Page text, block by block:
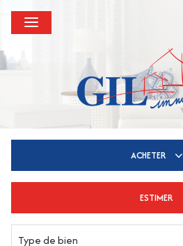
ACHETER
ESTIMER
Type de bien